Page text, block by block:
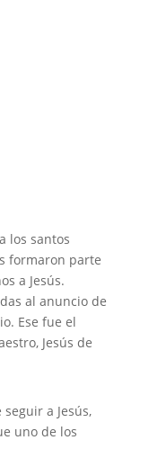
los santos
formaron parte
a Jesús.
al anuncio de
Ese fue el
Jesús de
a Jesús,
uno de los